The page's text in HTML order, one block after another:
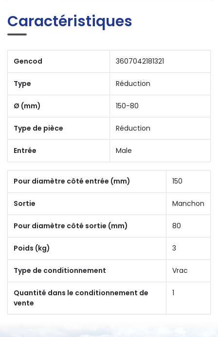
Caractéristiques
Gencod 3607042181321
Type Réduction
Ø (mm) 150-80
Type de pièce Réduction
Entrée Male
Pour diamètre côté entrée (mm) 150
Sortie Manchon
Pour diamètre côté sortie (mm) 80
Poids (kg) 3
Type de conditionnement Vrac
Quantité dans le conditionnement de
vente
1